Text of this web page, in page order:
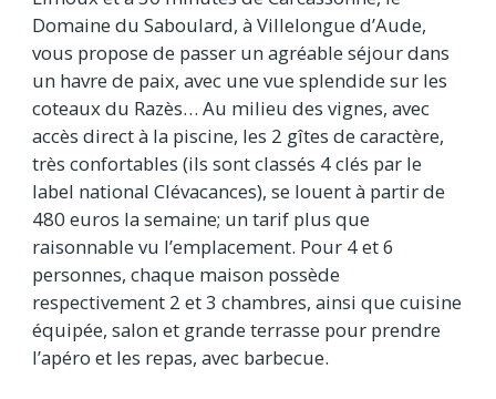
Domaine du Saboulard, à Villelongue d’Aude,
vous propose de passer un agréable séjour dans
un havre de paix, avec une vue splendide sur les
coteaux du Razès… Au milieu des vignes, avec
accès direct à la piscine, les 2 gîtes de caractère,
très confortables (ils sont classés 4 clés par le
label national Clévacances), se louent à partir de
480 euros la semaine; un tarif plus que
raisonnable vu l’emplacement. Pour 4 et 6
personnes, chaque maison possède
respectivement 2 et 3 chambres, ainsi que cuisine
équipée, salon et grande terrasse pour prendre
l’apéro et les repas, avec barbecue.